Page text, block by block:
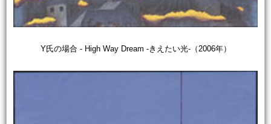
Y氏の場合 - High Way Dream -きえたい光-（2006年）